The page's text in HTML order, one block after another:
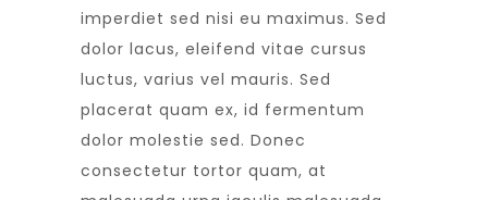
imperdiet sed nisi eu maximus. Sed
dolor lacus, eleifend vitae cursus
luctus, varius vel mauris. Sed
placerat quam ex, id fermentum
dolor molestie sed. Donec
consectetur tortor quam, at